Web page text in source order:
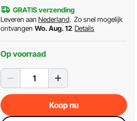
GRATIS verzending
Leveren aan Nederland. Zo snel mogelijk
ontvangen Wo. Aug. 12 Details
Op voorraad
Koop nu